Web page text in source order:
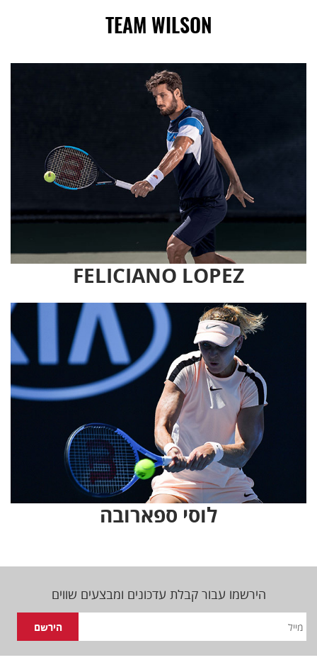
TEAM WILSON
FELICIANO LOPEZ
לוסי ספארובה
הירשמו עבור קבלת עדכונים ומבצעים שווים